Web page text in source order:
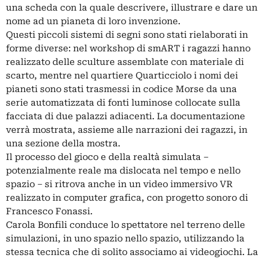
una scheda con la quale descrivere, illustrare e dare un
nome ad un pianeta di loro invenzione.
Questi piccoli sistemi di segni sono stati rielaborati in
forme diverse: nel workshop di smART i ragazzi hanno
realizzato delle sculture assemblate con materiale di
scarto, mentre nel quartiere Quarticciolo i nomi dei
pianeti sono stati trasmessi in codice Morse da una
serie automatizzata di fonti luminose collocate sulla
facciata di due palazzi adiacenti. La documentazione
verrà mostrata, assieme alle narrazioni dei ragazzi, in
una sezione della mostra.
Il processo del gioco e della realtà simulata –
potenzialmente reale ma dislocata nel tempo e nello
spazio – si ritrova anche in un video immersivo VR
realizzato in computer grafica, con progetto sonoro di
Francesco Fonassi.
Carola Bonfili conduce lo spettatore nel terreno delle
simulazioni, in uno spazio nello spazio, utilizzando la
stessa tecnica che di solito associamo ai videogiochi. La